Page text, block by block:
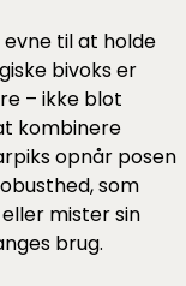
til at holde
bivoks er
– ikke blot
kombinere
opnår posen
som
mister sin
brug.